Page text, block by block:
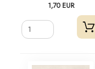
1,70 EUR